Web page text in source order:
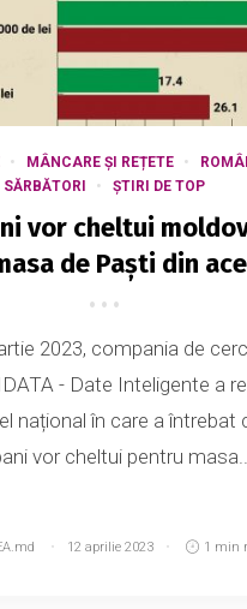
MÂNCARE ȘI REȚETE
SĂRBĂTORI
ȘTIRI DE TOP
vor cheltui
de Paști din
2023, compania de
- Date Inteligente a
național în care a întrebat
vor cheltui pentru
12 aprilie 2023 1 min